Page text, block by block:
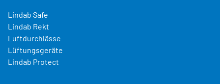
Lindab Safe
Lindab Rekt
Luftdurchlässe
Lüftungsgeräte
Lindab Protect